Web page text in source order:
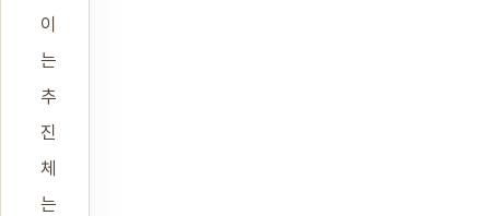
이
는
추
진
체
는